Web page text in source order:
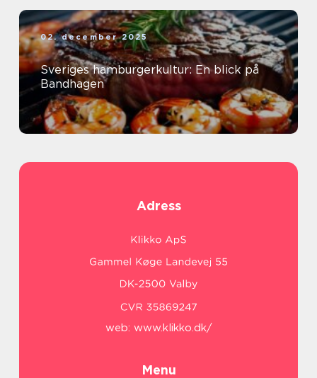
02. december 2025
Sveriges hamburgerkultur: En blick på
Bandhagen
Adress
web: www.klikko.dk/
Menu